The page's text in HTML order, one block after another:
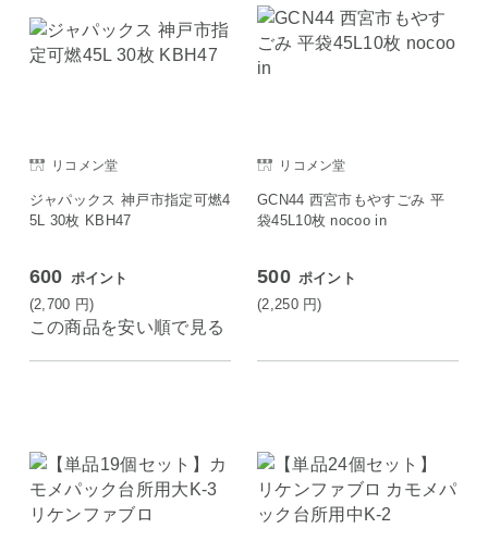
リコメン堂
ジャパックス 神戸市指定可燃4
5L 30枚 KBH47
600 ポイント
(2,700 円)
この商品を安い順で見る
リコメン堂
GCN44 西宮市もやすごみ 平
袋45L10枚 nocoo in
500 ポイント
(2,250 円)